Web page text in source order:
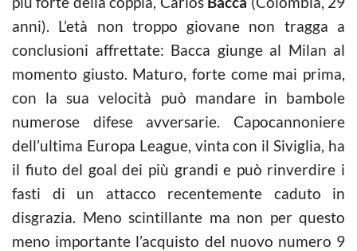
anni). L’età non troppo giovane non tragga a
conclusioni affrettate: Bacca giunge al Milan al
momento giusto. Maturo, forte come mai prima,
con la sua velocità può mandare in bambole
numerose difese avversarie. Capocannoniere
dell’ultima Europa League, vinta con il Siviglia, ha
il fiuto del goal dei più grandi e può rinverdire i
fasti di un attacco recentemente caduto in
disgrazia. Meno scintillante ma non per questo
meno importante l’acquisto del nuovo numero 9